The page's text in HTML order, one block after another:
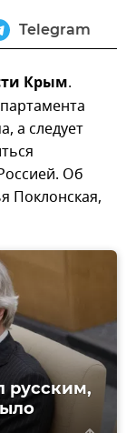
Telegram
Крым.
а следует
Об
Поклонская,
русским,